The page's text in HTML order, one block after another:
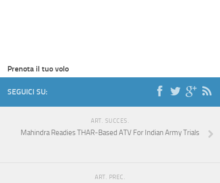
Prenota il tuo volo
SEGUICI SU:
ART. SUCCES.
Mahindra Readies THAR-Based ATV For Indian Army Trials
ART. PREC.